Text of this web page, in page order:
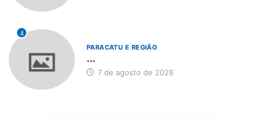
4
PARACATU E REGIÃO
...
7 de agosto de 2026